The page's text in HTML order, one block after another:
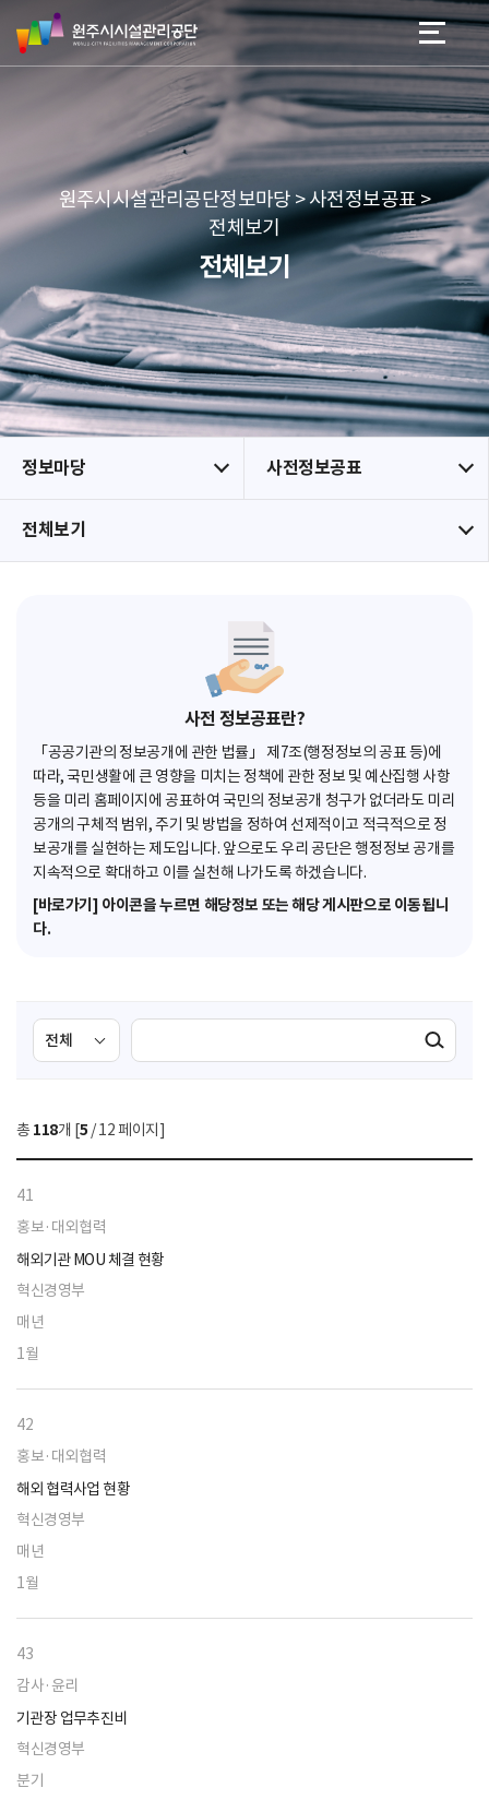
네
본문 바로가기
메뉴 바로가기
원
주
시
리
공
단
원주시시설관리공단정보마당 > 사전정보공표 >
전체보기
전체보기
정보마당 사전정보공표
전체보기
사전 정보공표란?
「공공기관의 정보공개에 관한 법률」 제7조(행정정보의 공표 등)에
따라, 국민생활에 큰 영향을 미치는 정책에 관한 정보 및 예산집행 사항
등을 미리 홈페이지에 공표하여 국민의 정보공개 청구가 없더라도 미리
공개의 구체적 범위, 주기 및 방법을 정하여 선제적이고 적극적으로 정
보공개를 실현하는 제도입니다. 앞으로도 우리 공단은 행정정보 공개를
지속적으로 확대하고 이를 실천해 나가도록 하겠습니다.
[바로가기] 아이콘을 누르면 해당정보 또는 해당 게시판으로 이동됩니
다.
검
색
선
택
색
검색실행
총 118개 [5 / 12 페이지]
41
홍보·대외협력
해외기관 MOU 체결 현황
혁신경영부
매년
1월
42
홍보·대외협력
해외 협력사업 현황
혁신경영부
매년
1월
43
감사·윤리
기관장 업무추진비
혁신경영부
분기